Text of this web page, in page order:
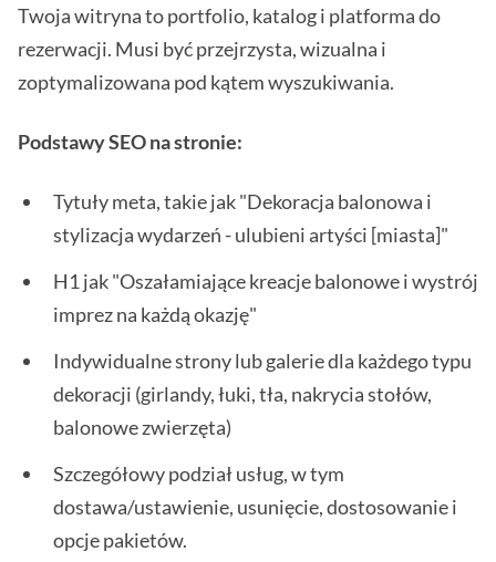
Twoja witryna to portfolio, katalog i platforma do
rezerwacji. Musi być przejrzysta, wizualna i
zoptymalizowana pod kątem wyszukiwania.
Podstawy SEO na stronie:
Tytuły meta, takie jak "Dekoracja balonowa i
stylizacja wydarzeń - ulubieni artyści [miasta]"
H1 jak "Oszałamiające kreacje balonowe i wystrój
imprez na każdą okazję"
Indywidualne strony lub galerie dla każdego typu
dekoracji (girlandy, łuki, tła, nakrycia stołów,
balonowe zwierzęta)
Szczegółowy podział usług, w tym
dostawa/ustawienie, usunięcie, dostosowanie i
opcje pakietów.